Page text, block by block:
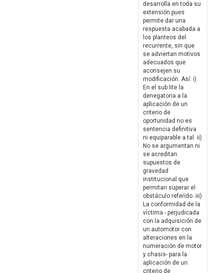
desarrolla en toda su
extensión pues
permite dar una
respuesta acabada a
los planteos del
recurrente, sin que
se adviertan motivos
adecuados que
aconsejen su
modificación. Así: i)
En el sub lite la
denegatoria a la
aplicación de un
criterio de
oportunidad no es
sentencia definitiva
ni equiparable a tal. ii)
No se argumentan ni
se acreditan
supuestos de
gravedad
institucional que
permitan superar el
obstáculo referido. iii)
La conformidad de la
víctima - perjudicada
con la adquisición de
un automotor con
alteraciones en la
numeración de motor
y chasis- para la
aplicación de un
criterio de